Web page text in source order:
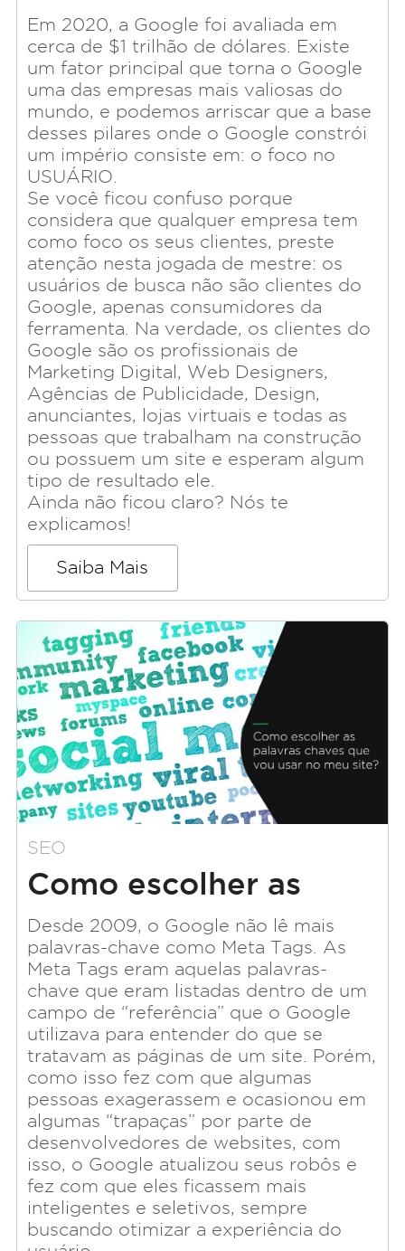
Empresa Mais Valiosa
do Mundo
Em 2020, a Google foi avaliada em
cerca de $1 trilhão de dólares. Existe
um fator principal que torna o Google
uma das empresas mais valiosas do
mundo, e podemos arriscar que a base
desses pilares onde o Google constrói
um império consiste em: o foco no
USUÁRIO.
Se você ficou confuso porque
considera que qualquer empresa tem
como foco os seus clientes, preste
atenção nesta jogada de mestre: os
usuários de busca não são clientes do
Google, apenas consumidores da
ferramenta. Na verdade, os clientes do
Google são os profissionais de
Marketing Digital, Web Designers,
Agências de Publicidade, Design,
anunciantes, lojas virtuais e todas as
pessoas que trabalham na construção
ou possuem um site e esperam algum
tipo de resultado ele.
Ainda não ficou claro? Nós te
explicamos!
Saiba Mais
SEO
Como escolher as
palavras-chave do
meu site?
Desde 2009, o Google não lê mais
palavras-chave como Meta Tags. As
Meta Tags eram aquelas palavras-
chave que eram listadas dentro de um
campo de “referência” que o Google
utilizava para entender do que se
tratavam as páginas de um site. Porém,
como isso fez com que algumas
pessoas exagerassem e ocasionou em
algumas “trapaças” por parte de
desenvolvedores de websites, com
isso, o Google atualizou seus robôs e
fez com que eles ficassem mais
inteligentes e seletivos, sempre
buscando otimizar a experiência do